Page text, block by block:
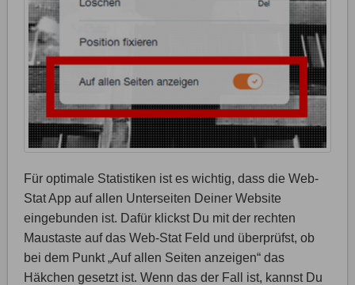
Für optimale Statistiken ist es wichtig, dass die Web-
Stat App auf allen Unterseiten Deiner Website
eingebunden ist. Dafür klickst Du mit der rechten
Maustaste auf das Web-Stat Feld und überprüfst, ob
bei dem Punkt „Auf allen Seiten anzeigen“ das
Häkchen gesetzt ist. Wenn das der Fall ist, kannst Du